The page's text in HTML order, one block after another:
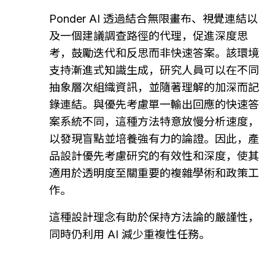
Ponder AI 透過結合無限畫布、視覺連結以
及一個建議調查路徑的代理，促進深度思
考，鼓勵迭代和反思而非快速答案。該環境
支持漸進式知識生成，研究人員可以在不同
抽象層次組織資訊，並隨著理解的加深而記
錄連結。與優先考慮單一輸出回應的快速答
案系統不同，這種方法特意放慢分析速度，
以發現盲點並培養強有力的論證。因此，產
品設計優先考慮研究的有效性和深度，使其
適用於透明度至關重要的複雜學術和政策工
作。
這種設計理念有助於保持方法論的嚴謹性，
同時仍利用 AI 減少重複性任務。